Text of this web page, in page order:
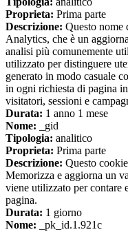
Proprieta: Prima parte
Descrizione: Questo nome
Analytics, che è un
analisi più comunemente
utilizzato per distinguere
generato in modo casuale
in ogni richiesta di pagina
visitatori, sessioni e
Durata: 1 anno 1 mese
Nome: _gid
Tipologia: analitico
Proprieta: Prima parte
Descrizione: Questo
Memorizza e aggiorna un
viene utilizzato per contare
pagina.
Durata: 1 giorno
Nome: _pk_id.1.921c